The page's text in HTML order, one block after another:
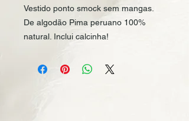
Vestido ponto smock sem mangas.
De algodão Pima peruano 100%
natural. Inclui calcinha!